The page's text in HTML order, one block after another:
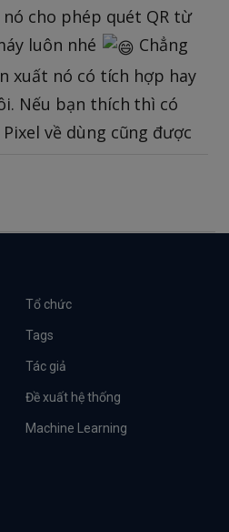
nó cho phép quét QR từ
luôn nhé
Chẳng
xuất nó có tích hợp hay
Nếu bạn thích thì có
về dùng cũng được
Tổ chức
Tags
Tác giả
Đề xuất hệ thống
Machine Learning